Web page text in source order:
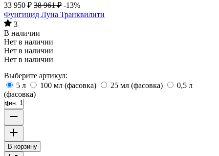
33 950 ₽ 38 961 ₽ -13%
Фунгицид Луна Транквилити
3
В наличии
Нет в наличии
Нет в наличии
Нет в наличии
Выберите артикул:
5 л
100 мл (фасовка) 25 мл (фасовка)
0,5 л
(фасовка)
мин. 1
В корзину